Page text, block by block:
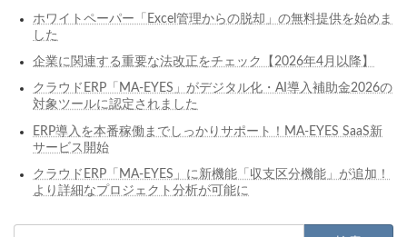
ホワイトペーパー「Excel管理からの脱却」の無料提供を始めま
した
企業に関連する重要な法改正をチェック【2026年4月以降】
クラウドERP「MA-EYES」がデジタル化・AI導入補助金2026の
対象ツールに認定されました
ERP導入を本番稼働までしっかりサポート！MA-EYES SaaS新
サービス開始
クラウドERP「MA-EYES」に新機能「収支区分機能」が追加！
より詳細なプロジェクト分析が可能に